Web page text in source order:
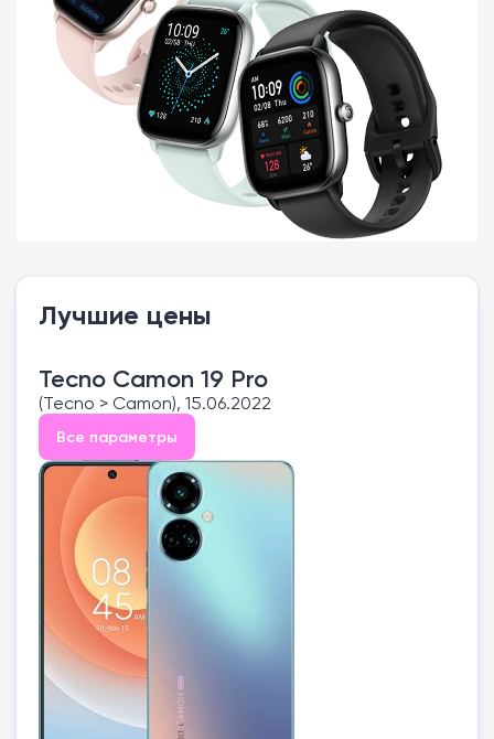
Лучшие цены
Tecno Camon 19 Pro
(Tecno > Camon), 15.06.2022
Все параметры